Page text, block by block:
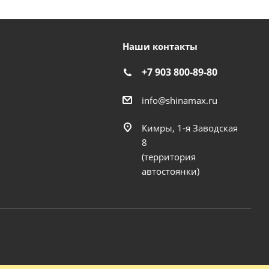
Наши контакты
+7 903 800-89-80
info@shinamax.ru
Кимры, 1-я Заводская
8
(территория
автостоянки)